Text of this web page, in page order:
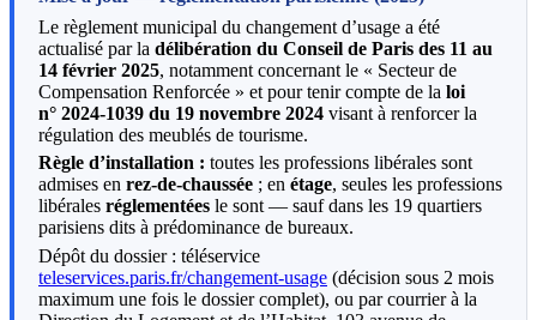
Le règlement municipal du changement d’usage a été
actualisé par la délibération du Conseil de Paris des 11 au
14 février 2025, notamment concernant le « Secteur de
Compensation Renforcée » et pour tenir compte de la loi
n° 2024-1039 du 19 novembre 2024 visant à renforcer la
régulation des meublés de tourisme.
Règle d’installation : toutes les professions libérales sont
admises en rez-de-chaussée ; en étage, seules les professions
libérales réglementées le sont — sauf dans les 19 quartiers
parisiens dits à prédominance de bureaux.
Dépôt du dossier : téléservice
teleservices.paris.fr/changement-usage (décision sous 2 mois
maximum une fois le dossier complet), ou par courrier à la